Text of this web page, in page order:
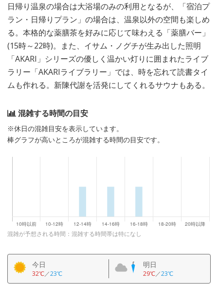
日帰り温泉の場合は大浴場のみの利用となるが、「宿泊プ
ラン・日帰りプラン」の場合は、温泉以外の空間も楽しめ
る。本格的な薬膳茶を好みに応じて味わえる「薬膳バー」
(15時～22時)。また、イサム・ノグチが生み出した照明
「AKARI」シリーズの優しく温かい灯りに囲まれたライブ
ラリー「AKARIライブラリー」では、時を忘れて読書タイ
ムも作れる。新陳代謝を活発にしてくれるサウナもある。
混雑する時間の目安
※休日の混雑目安を表示しています。
棒グラフが高いところが混雑する時間の目安です。
混雑が予想される時間：混雑する時間帯は特になし
今日
32℃／23℃
明日
29℃／23℃